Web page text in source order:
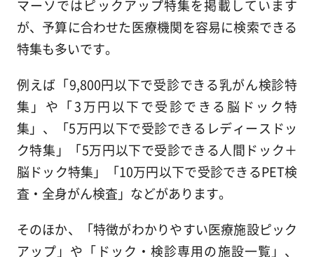
マーソではピックアップ特集を掲載しています
が、予算に合わせた医療機関を容易に検索できる
特集も多いです。
例えば「9,800円以下で受診できる乳がん検診特
集」や「3万円以下で受診できる脳ドック特
集」、「5万円以下で受診できるレディースドッ
ク特集」「5万円以下で受診できる人間ドック＋
脳ドック特集」「10万円以下で受診できるPET検
査・全身がん検査」などがあります。
そのほか、「特徴がわかりやすい医療施設ピック
アップ」や「ドック・検診専用の施設一覧」、